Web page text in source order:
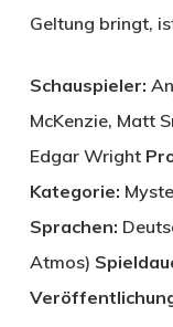
Geltung bringt,
Schauspieler:
McKenzie, Matt
Edgar Wright
Kategorie:
Sprachen:
Atmos)